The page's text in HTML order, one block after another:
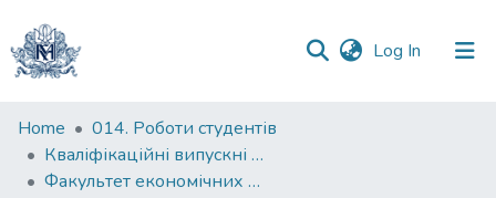
Log In (current)
Communities
&
Collections
Home
014. Роботи студентів
Кваліфікаційні випускні роботи здобувачів вищої освіти бакалаврських програм
Факультет економічних наук